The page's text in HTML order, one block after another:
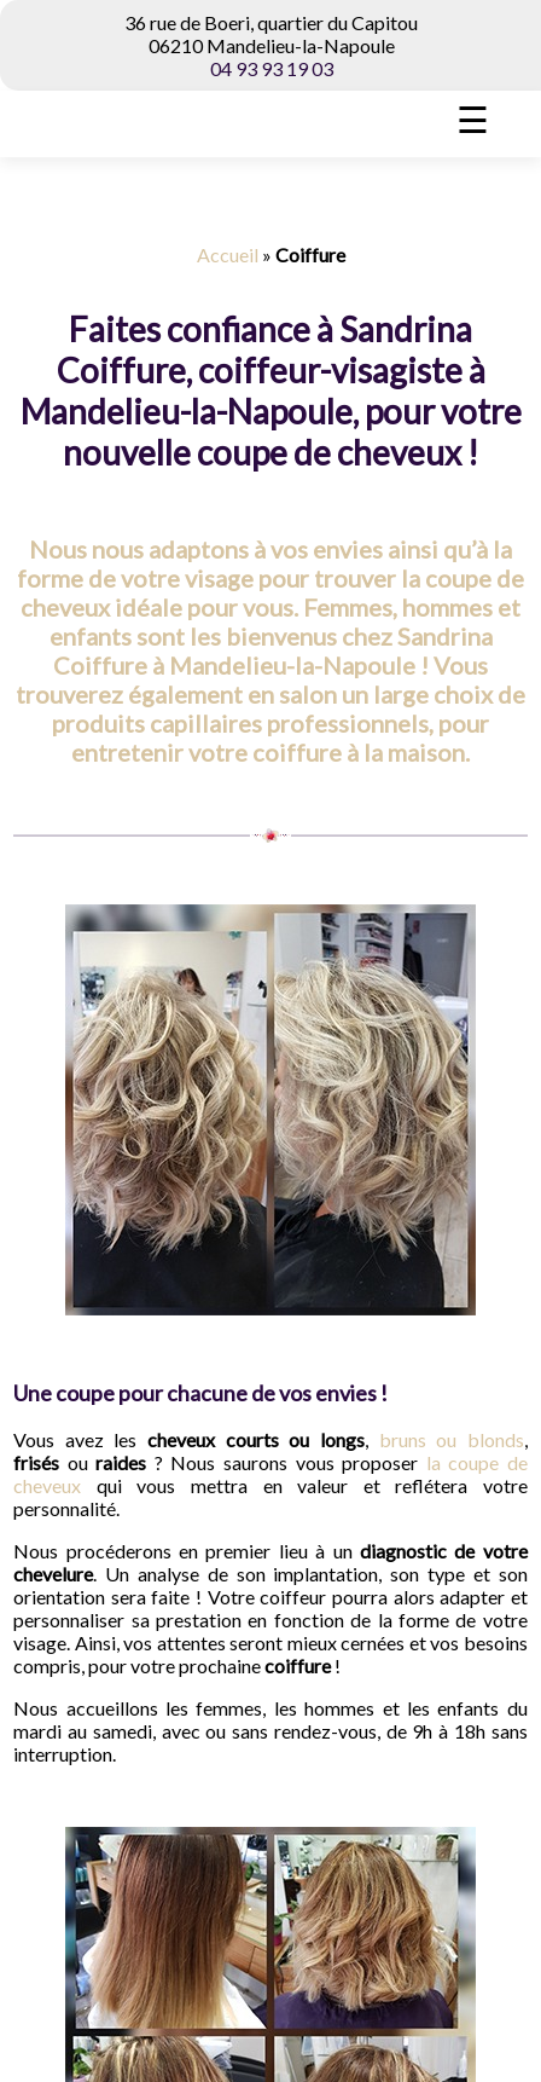
36 rue de Boeri, quartier du Capitou
06210 Mandelieu-la-Napoule
04 93 93 19 03
☰
Accueil » Coiffure
Faites confiance à Sandrina
Coiffure, coiffeur-visagiste à
Mandelieu-la-Napoule, pour votre
nouvelle coupe de cheveux !
Nous nous adaptons à vos envies ainsi qu’à la
forme de votre visage pour trouver la coupe de
cheveux idéale pour vous. Femmes, hommes et
enfants sont les bienvenus chez Sandrina
Coiffure à Mandelieu-la-Napoule ! Vous
trouverez également en salon un large choix de
produits capillaires professionnels, pour
entretenir votre coiffure à la maison.
Une coupe pour chacune de vos envies !
Vous avez lescheveux courts ou longs, bruns ou blonds
frisés ouraides ? Nous saurons vous proposer la coupe de
cheveux qui vous mettra en valeur et reflétera votre
personnalité.
Nous procéderons en premier lieu à un diagnostic de votre
chevelure. Un analyse de son implantation, son type et son
orientation sera faite ! Votre coiffeur pourra alors adapter et
personnaliser sa prestation en fonction de la forme de votre
visage. Ainsi, vos attentes seront mieux cernées et vos besoins
compris, pour votre prochainecoiffure!
Nous accueillons les femmes, les hommes et les enfants du
mardi au samedi, avec ou sans rendez-vous, de 9h à 18h sans
interruption.